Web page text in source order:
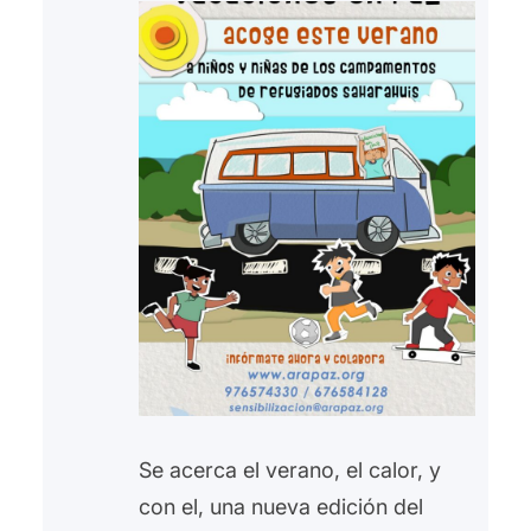
Se acerca el verano, el calor, y
con el, una nueva edición del